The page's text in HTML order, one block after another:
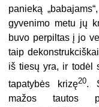
panieką
gyvenimo metu jų
buvo perpiltas į jo
taip
iš tiesų yra, ir todėl
tapatybės krizę20.
mažos tautos